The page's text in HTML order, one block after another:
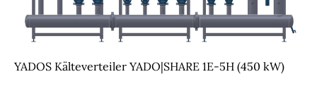
YADOS Kälteverteiler YADO|SHARE 1E-5H (450 kW)